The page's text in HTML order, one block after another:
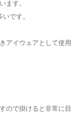
ます。
です。
アイウェアとして使用
ので掛けると非常に目